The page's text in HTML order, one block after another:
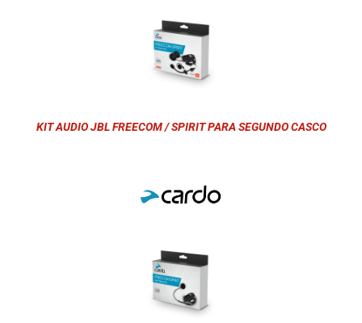
KIT AUDIO JBL FREECOM / SPIRIT PARA SEGUNDO CASCO